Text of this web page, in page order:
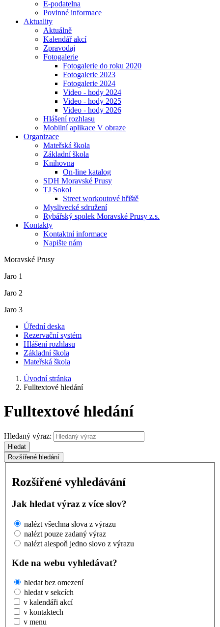
E-podatelna
Povinné informace
Aktuality
Aktuálně
Kalendář akcí
Zpravodaj
Fotogalerie
Fotogalerie do roku 2020
Fotogalerie 2023
Fotogalerie 2024
Video - hody 2024
Video - hody 2025
Video - hody 2026
Hlášení rozhlasu
Mobilní aplikace V obraze
Organizace
Mateřská škola
Základní škola
Knihovna
On-line katalog
SDH Moravské Prusy
TJ Sokol
Street workoutové hřiště
Myslivecké sdružení
Rybářský spolek Moravské Prusy z.s.
Kontakty
Kontaktní informace
Napište nám
Moravské Prusy
Jaro 1
Jaro 2
Jaro 3
Úřední deska
Rezervační systém
Hlášení rozhlasu
Základní škola
Mateřská škola
Úvodní stránka
Fulltextové hledání
Fulltextové hledání
Hledaný výraz:
Hledat
Rozšířené hledání
Rozšířené vyhledávání
Jak hledat výraz z více slov?
nalézt všechna slova z výrazu
nalézt pouze zadaný výraz
nalézt alespoň jedno slovo z výrazu
Kde na webu vyhledávat?
hledat bez omezení
hledat v sekcích
v kalendáři akcí
v kontaktech
v menu